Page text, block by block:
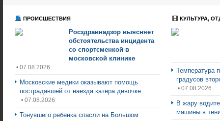
ПРОИСШЕСТВИЯ
Росздравнадзор выясняет
обстоятельства инцидента
со спортсменкой в
московской клинике
• 07.08.2026
Московские медики оказывают помощь
пострадавшей от наезда катера девочке
• 07.08.2026
Тонувшего ребенка спасли на Большом
КУЛЬТУРА,
Температура
градусов
• 07.08.2026
В жару
машины в